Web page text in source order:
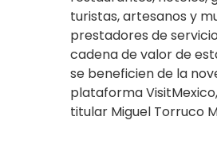
turistas, artesanos y
prestadores de
cadena de valor de
se beneficien de la
plataforma
titular Miguel Torruco